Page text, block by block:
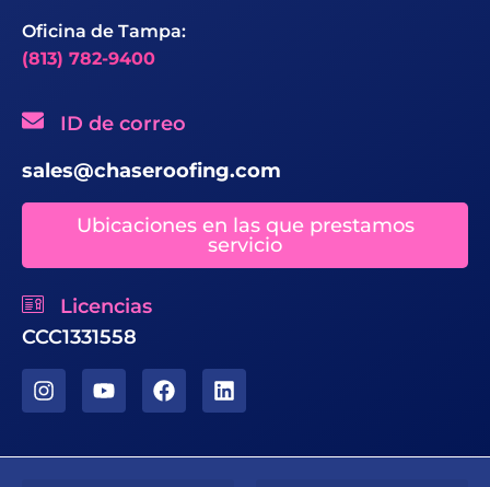
Oficina de Tampa:
(813) 782-9400
ID de correo
sales@chaseroofing.com
Ubicaciones en las que prestamos
servicio
Licencias
CCC1331558